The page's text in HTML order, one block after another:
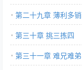
第二十九章 薄利多销
第三十章 挑三拣四
第三十一章 难兄难弟